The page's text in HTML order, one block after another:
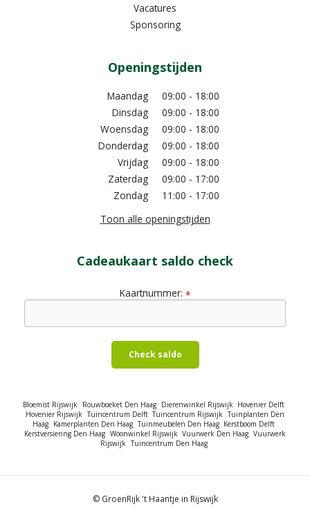
Vacatures
Sponsoring
Openingstijden
Maandag
09:00 - 18:00
Dinsdag
09:00 - 18:00
Woensdag
09:00 - 18:00
Donderdag
09:00 - 18:00
Vrijdag
09:00 - 18:00
Zaterdag
09:00 - 17:00
Zondag
11:00 - 17:00
Toon alle openingstijden
Cadeaukaart saldo check
Kaartnummer: *
Check saldo
Bloemist Rijswijk Rouwboeket Den Haag Dierenwinkel Rijswijk Hovenier Delft
Hovenier Rijswijk Tuincentrum Delft Tuincentrum Rijswijk Tuinplanten Den
Haag Kamerplanten Den Haag Tuinmeubelen Den Haag Kerstboom Delft
Kerstversiering Den Haag Woonwinkel Rijswijk Vuurwerk Den Haag Vuurwerk
Rijswijk Tuincentrum Den Haag
© GroenRijk 't Haantje in Rijswijk